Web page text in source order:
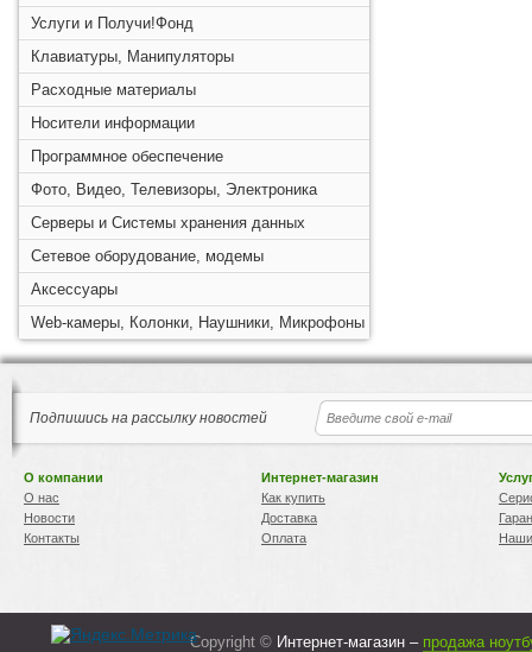
Услуги и Получи!Фонд
Клавиатуры, Манипуляторы
Расходные материалы
Носители информации
Программное обеспечение
Фото, Видео, Телевизоры, Электроника
Серверы и Системы хранения данных
Сетевое оборудование, модемы
Аксессуары
Web-камеры, Колонки, Наушники, Микрофоны
Подпишись на рассылку новостей
О компании
О нас
Новости
Контакты
Интернет-магазин
Как купить
Доставка
Оплата
Copyright © Интернет-магазин – продажа